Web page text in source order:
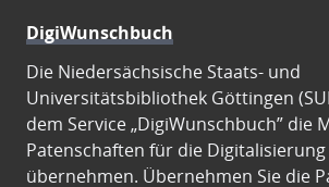
DigiWunschbuch
Die Niedersächsische Staats- und
Universitätsbibliothek Göttingen
dem Service „DigiWunschbuch” die
Patenschaften für die
übernehmen. Übernehmen Sie die